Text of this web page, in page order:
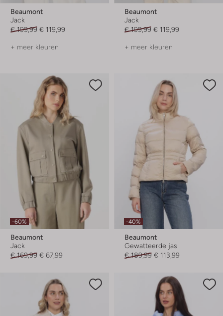
Beaumont
Jack
€ 199,99 € 119,99
+ meer kleuren
Beaumont
Jack
€ 199,99 € 119,99
+ meer kleuren
-60%
Beaumont
Jack
€ 169,99 € 67,99
-40%
Beaumont
Gewatteerde jas
€ 189,99 € 113,99